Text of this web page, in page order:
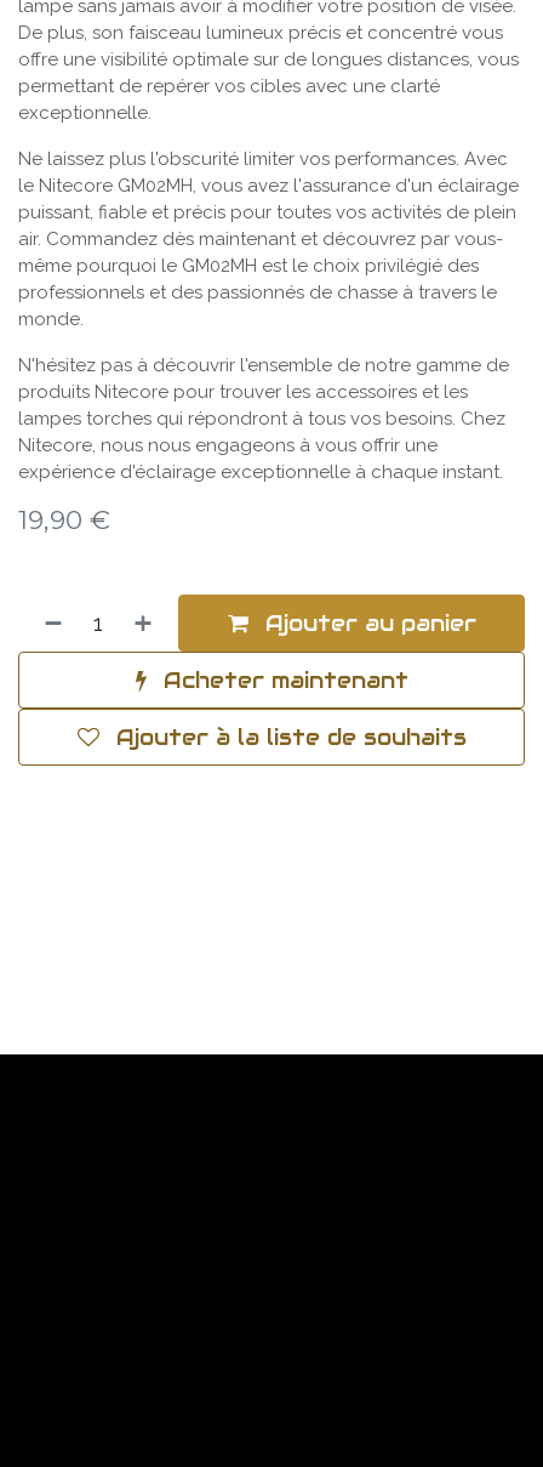
lampe sans jamais avoir à modifier votre position de visée.
De plus, son faisceau lumineux précis et concentré vous
offre une visibilité optimale sur de longues distances, vous
permettant de repérer vos cibles avec une clarté
exceptionnelle.
Ne laissez plus l'obscurité limiter vos performances. Avec
le Nitecore GM02MH, vous avez l'assurance d'un éclairage
puissant, fiable et précis pour toutes vos activités de plein
air. Commandez dès maintenant et découvrez par vous-
même pourquoi le GM02MH est le choix privilégié des
professionnels et des passionnés de chasse à travers le
monde.
N'hésitez pas à découvrir l'ensemble de notre gamme de
produits Nitecore pour trouver les accessoires et les
lampes torches qui répondront à tous vos besoins. Chez
Nitecore, nous nous engageons à vous offrir une
expérience d'éclairage exceptionnelle à chaque instant.
19,90 €
Ajouter au panier
Acheter maintenant
Ajouter à la liste de souhaits